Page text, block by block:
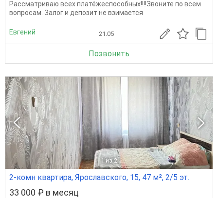
Рассматриваю всех платёжеспособных!!!!Звоните по всем
вопросам. Залог и депозит не взимается
Евгений 21.05
Позвонить
1 из 2
2-комн квартира, Ярославского, 15, 47 м², 2/5 эт.
33 000 ₽ в месяц